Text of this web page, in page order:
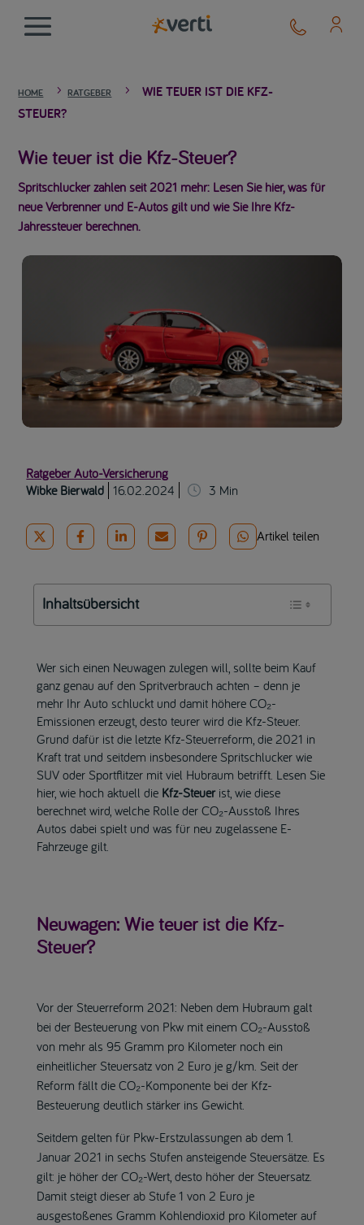
HOME 5 RATGEBER 5
WIE TEUER IST DIE KFZ-
STEUER?
Wie teuer ist die Kfz-Steuer?
Spritschlucker zahlen seit 2021 mehr: Lesen Sie hier, was für
neue Verbrenner und E-Autos gilt und wie Sie Ihre Kfz-
Jahressteuer berechnen.
Ratgeber Auto-Versicherung
Wibke Bierwald 16.02.2024 3 Min
Artikel teilen
Inhaltsübersicht
Wer sich einen Neuwagen zulegen will, sollte beim Kauf
ganz genau auf den Spritverbrauch achten – denn je
mehr Ihr Auto schluckt und damit höhere CO₂-
Emissionen erzeugt, desto teurer wird die Kfz-Steuer.
Grund dafür ist die letzte Kfz-Steuerreform, die 2021 in
Kraft trat und seitdem insbesondere Spritschlucker wie
SUV oder Sportflitzer mit viel Hubraum betrifft. Lesen Sie
hier, wie hoch aktuell die Kfz-Steuer ist, wie diese
berechnet wird, welche Rolle der CO₂-Ausstoß Ihres
Autos dabei spielt und was für neu zugelassene E-
Fahrzeuge gilt.
Neuwagen: Wie teuer ist die Kfz-
Steuer?
Vor der Steuerreform 2021: Neben dem Hubraum galt
bei der Besteuerung von Pkw mit einem CO₂-Ausstoß
von mehr als 95 Gramm pro Kilometer noch ein
einheitlicher Steuersatz von 2 Euro je g/km. Seit der
Reform fällt die CO₂-Komponente bei der Kfz-
Besteuerung deutlich stärker ins Gewicht.
Seitdem gelten für Pkw-Erstzulassungen ab dem 1.
Januar 2021 in sechs Stufen ansteigende Steuersätze. Es
gilt: je höher der CO₂-Wert, desto höher der Steuersatz.
Damit steigt dieser ab Stufe 1 von 2 Euro je
ausgestoßenes Gramm Kohlendioxid pro Kilometer auf